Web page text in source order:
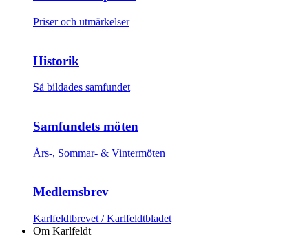
Priser och utmärkelser
Historik
Så bildades samfundet
Samfundets möten
Års-, Sommar- & Vintermöten
Medlemsbrev
Karlfeldtbrevet / Karlfeldtbladet
Om Karlfeldt